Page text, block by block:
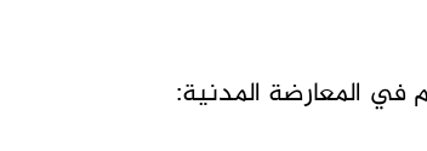
في المعارضة المدنية: